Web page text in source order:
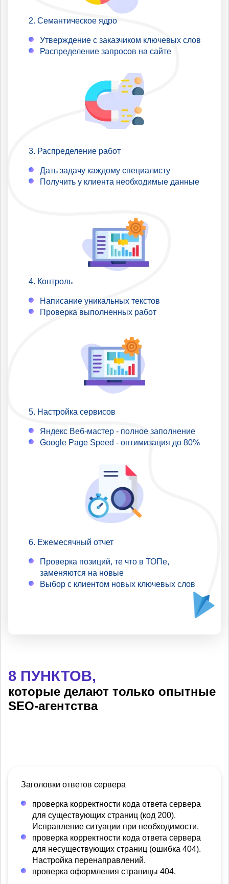
Семантическое ядро
Утверждение с заказчиком ключевых слов
Распределение запросов на сайте
Распределение работ
Дать задачу каждому специалисту
Получить у клиента необходимые данные
Контроль
Написание уникальных текстов
Проверка выполненных работ
Настройка сервисов
Яндекс Веб-мастер - полное заполнение
Google Page Speed - оптимизация до 80%
Ежемесячный отчет
Проверка позиций, те что в ТОПе,
заменяются на новые
Выбор с клиентом новых ключевых слов
8 ПУНКТОВ,
которые делают только опытные
SEO-агентства
Заголовки ответов сервера
проверка корректности кода ответа сервера
для существующих страниц (код 200).
Исправление ситуации при необходимости.
проверка корректности кода ответа сервера
для несуществующих страниц (ошибка 404).
Настройка перенаправлений.
проверка оформления страницы 404.